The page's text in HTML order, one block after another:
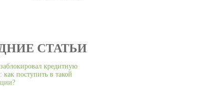
СТАТЬИ
кредитную
как поступить в такой